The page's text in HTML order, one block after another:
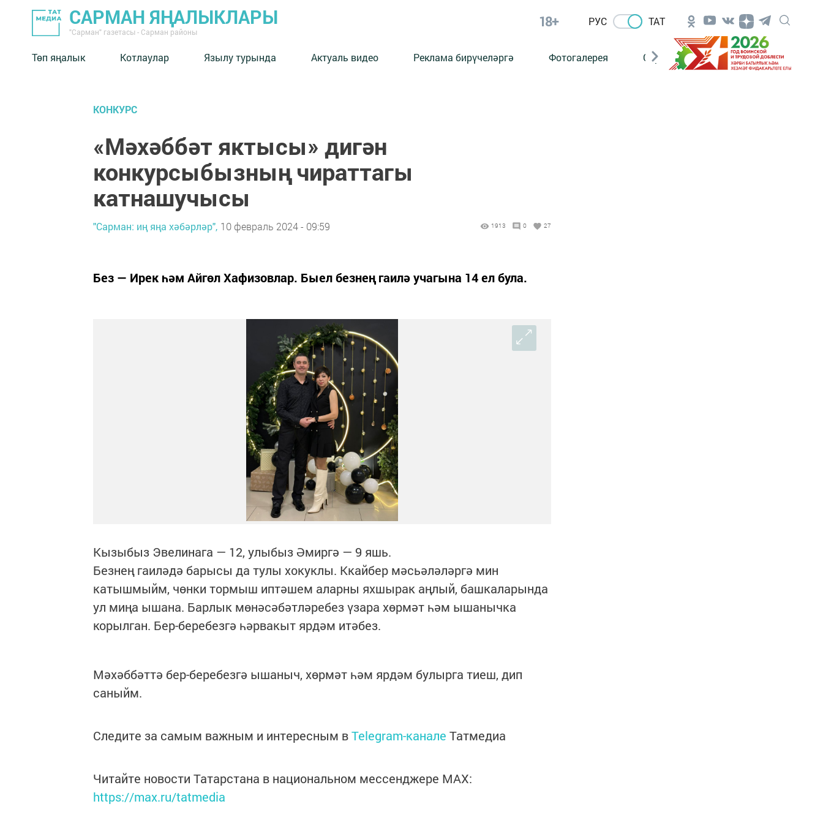
САРМАН ЯҢАЛЫКЛАРЫ
"Сарман" газетасы - Сарман районы
18+ РУС ТАТ
Төп яңалык Котлаулар Язылу турында Актуаль видео Реклама бирүчеләргә Фотогалерея Сораштыру
КОНКУРС
«Мәхәббәт яктысы» дигән
конкурсыбызның чираттагы
катнашучысы
"Сарман: иң яңа хәбәрләр", 10 февраль 2024 - 09:59 1913 0 27
Без — Ирек һәм Айгөл Хафизовлар. Быел безнең гаилә учагына 14 ел була.
Кызыбыз Эвелинага — 12, улыбыз Әмиргә — 9 яшь.
Безнең гаиләдә барысы да тулы хокуклы. Ккайбер мәсьәләләргә мин
катышмыйм, чөнки тормыш иптәшем аларны яхшырак аңлый, башкаларында
ул миңа ышана. Барлык мөнәсәбәтләребез үзара хөрмәт һәм ышанычка
корылган. Бер-беребезгә һәрвакыт ярдәм итәбез.
Мәхәббәттә бер-беребезгә ышаныч, хөрмәт һәм ярдәм булырга тиеш, дип
саныйм.
Следите за самым важным и интересным вTelegram-канале Татмедиа
Читайте новости Татарстана в национальном мессенджере MАХ:
https://max.ru/tatmedia